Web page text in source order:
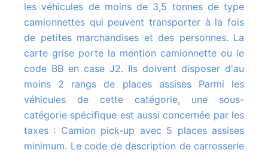
les véhicules de moins de 3,5 tonnes de type
camionnettes qui peuvent transporter à la fois
de petites marchandises et des personnes. La
carte grise porte la mention camionnette ou le
code BB en case J2. Ils doivent disposer d'au
moins 2 rangs de places assises Parmi les
véhicules de cette catégorie, une sous-
catégorie spécifique est aussi concernée par les
taxes : Camion pick-up avec 5 places assises
minimum. Le code de description de carrosserie